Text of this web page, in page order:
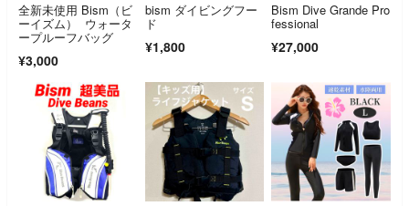
全新未使用 Bism（ビ
ーイズム） ウォータ
ープルーフバッグ
¥3,000
bism ダイビングフー
ド
¥1,800
Bism Dive Grande Pro
fessional
¥27,000